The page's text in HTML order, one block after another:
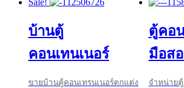
Sale!
บ้านตู้
คอนเทนเนอร์
ขายบ้านคู้คอนเทรนเนอร์ตกแต่ง
ตู้คอ
มือส
จำหน่าย